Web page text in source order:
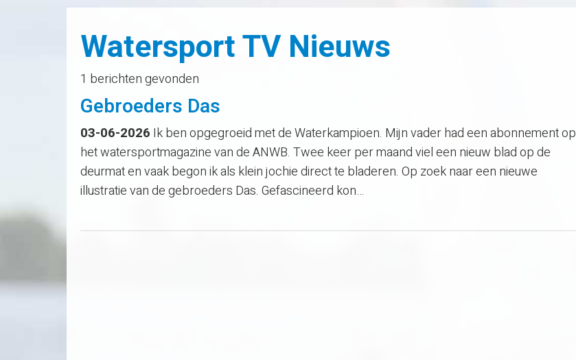
Watersport TV Nieuws
1 berichten gevonden
Gebroeders Das
03-06-2026 Ik ben opgegroeid met de Waterkampioen. Mijn vader had een abonnement op
het watersportmagazine van de ANWB. Twee keer per maand viel een nieuw blad op de
deurmat en vaak begon ik als klein jochie direct te bladeren. Op zoek naar een nieuwe
illustratie van de gebroeders Das. Gefascineerd kon…